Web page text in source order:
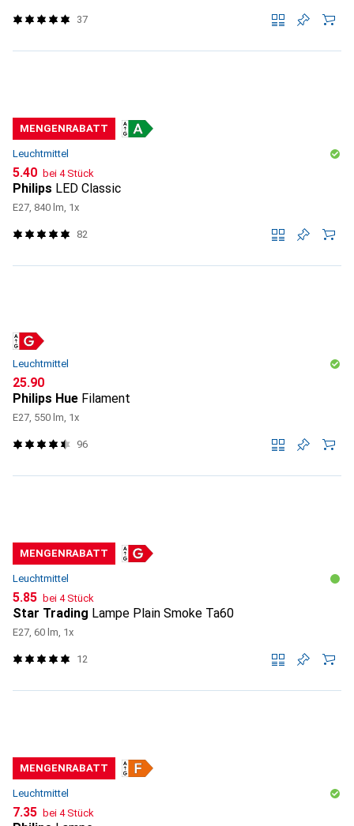
37
MENGENRABATT
Leuchtmittel
CHF
5.40 bei 4 Stück
Philips LED Classic
E27, 840 lm, 1x
82
Leuchtmittel
CHF
25.90
Philips Hue Filament
E27, 550 lm, 1x
96
MENGENRABATT
Leuchtmittel
CHF
5.85 bei 4 Stück
Star Trading Lampe Plain Smoke Ta60
E27, 60 lm, 1x
12
MENGENRABATT
Leuchtmittel
CHF
7.35 bei 4 Stück